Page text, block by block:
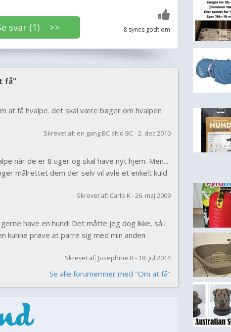
8 synes godt om
svar (1) >>
få"
at få hvalpe. det skal være bøger om hvalpen
Skrevet af: en gang BC altid BC - 2. dec 2010
når de er 8 uger og skal have nyt hjem. Men...
målrettet dem der selv vil avle et enkelt kuld
Skrevet af: Carlo K - 26. maj 2009
have en hund! Det måtte jeg dog ikke, så i
kunne prøve at parre sig med min anden
Skrevet af: Josephine R - 18. jul 2014
Se alle forumemner med "Om at få"